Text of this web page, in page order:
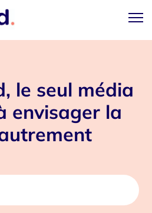
le seul média
envisager la